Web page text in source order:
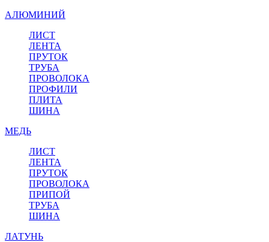
АЛЮМИНИЙ
ЛИСТ
ЛЕНТА
ПРУТОК
ТРУБА
ПРОВОЛОКА
ПРОФИЛИ
ПЛИТА
ШИНА
МЕДЬ
ЛИСТ
ЛЕНТА
ПРУТОК
ПРОВОЛОКА
ПРИПОЙ
ТРУБА
ШИНА
ЛАТУНЬ